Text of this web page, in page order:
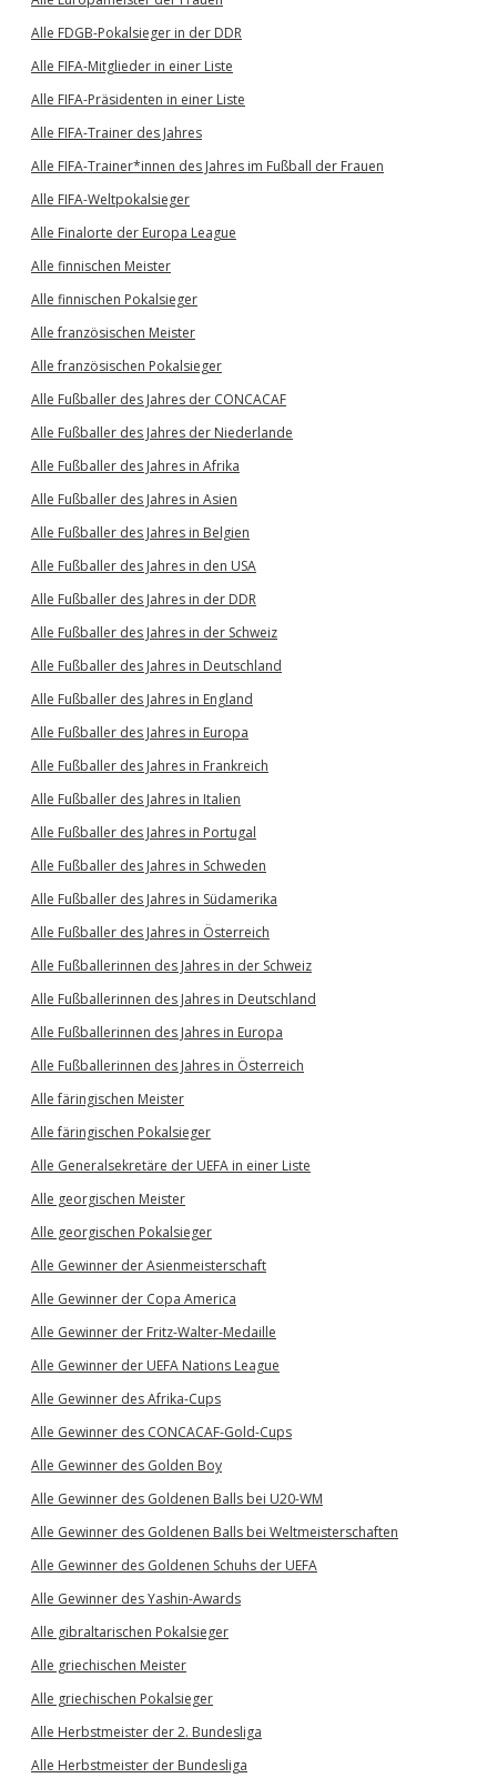
Alle FDGB-Pokalsieger in der DDR
Alle FIFA-Mitglieder in einer Liste
Alle FIFA-Präsidenten in einer Liste
Alle FIFA-Trainer des Jahres
Alle FIFA-Trainer*innen des Jahres im Fußball der Frauen
Alle FIFA-Weltpokalsieger
Alle Finalorte der Europa League
Alle finnischen Meister
Alle finnischen Pokalsieger
Alle französischen Meister
Alle französischen Pokalsieger
Alle Fußballer des Jahres der CONCACAF
Alle Fußballer des Jahres der Niederlande
Alle Fußballer des Jahres in Afrika
Alle Fußballer des Jahres in Asien
Alle Fußballer des Jahres in Belgien
Alle Fußballer des Jahres in den USA
Alle Fußballer des Jahres in der DDR
Alle Fußballer des Jahres in der Schweiz
Alle Fußballer des Jahres in Deutschland
Alle Fußballer des Jahres in England
Alle Fußballer des Jahres in Europa
Alle Fußballer des Jahres in Frankreich
Alle Fußballer des Jahres in Italien
Alle Fußballer des Jahres in Portugal
Alle Fußballer des Jahres in Schweden
Alle Fußballer des Jahres in Südamerika
Alle Fußballer des Jahres in Österreich
Alle Fußballerinnen des Jahres in der Schweiz
Alle Fußballerinnen des Jahres in Deutschland
Alle Fußballerinnen des Jahres in Europa
Alle Fußballerinnen des Jahres in Österreich
Alle färingischen Meister
Alle färingischen Pokalsieger
Alle Generalsekretäre der UEFA in einer Liste
Alle georgischen Meister
Alle georgischen Pokalsieger
Alle Gewinner der Asienmeisterschaft
Alle Gewinner der Copa America
Alle Gewinner der Fritz-Walter-Medaille
Alle Gewinner der UEFA Nations League
Alle Gewinner des Afrika-Cups
Alle Gewinner des CONCACAF-Gold-Cups
Alle Gewinner des Golden Boy
Alle Gewinner des Goldenen Balls bei U20-WM
Alle Gewinner des Goldenen Balls bei Weltmeisterschaften
Alle Gewinner des Goldenen Schuhs der UEFA
Alle Gewinner des Yashin-Awards
Alle gibraltarischen Pokalsieger
Alle griechischen Meister
Alle griechischen Pokalsieger
Alle Herbstmeister der 2. Bundesliga
Alle Herbstmeister der Bundesliga